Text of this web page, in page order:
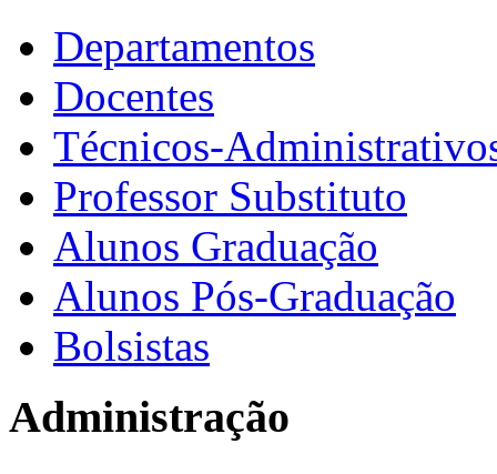
Departamentos
Docentes
Técnicos-
Professor Substituto
Alunos Graduação
Alunos Pós-Graduação
Bolsistas
Administração